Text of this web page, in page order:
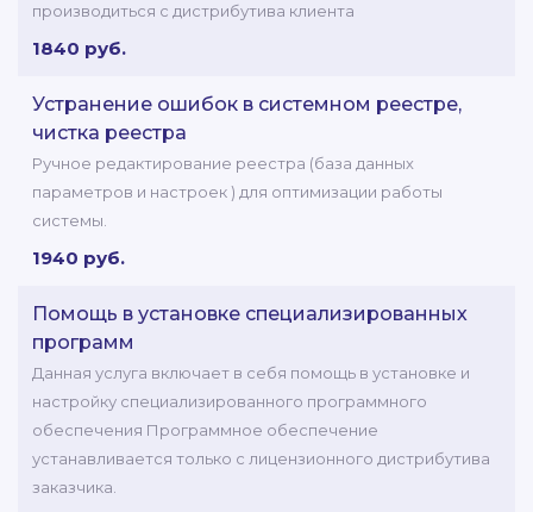
производиться с дистрибутива клиента
1840 руб.
Устранение ошибок в системном реестре,
чистка реестра
Ручное редактирование реестра (база данных
параметров и настроек ) для оптимизации работы
системы.
1940 руб.
Помощь в установке специализированных
программ
Данная услуга включает в себя помощь в установке и
настройку специализированного программного
обеспечения Программное обеспечение
устанавливается только с лицензионного дистрибутива
заказчика.